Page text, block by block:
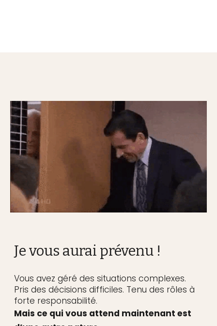
Je vous aurai prévenu !
Vous avez géré des situations complexes.
Pris des décisions difficiles. Tenu des rôles à
forte responsabilité.
Mais ce qui vous attend maintenant est